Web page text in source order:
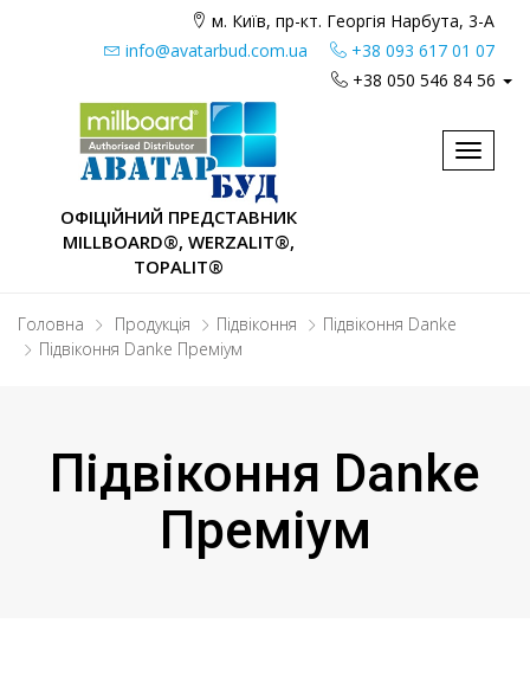
м. Київ, пр-кт. Георгія Нарбута, 3-А
info@avatarbud.com.ua
+38 093 617 01 07
+38 050 546 84 56
ОФІЦІЙНИЙ ПРЕДСТАВНИК
MILLBOARD®, WERZALIT®,
TOPALIT®
Toggle
Головна Продукція Підвіконня
Підвіконня Danke
Підвіконня Danke Преміум
Підвіконня Danke
Преміум